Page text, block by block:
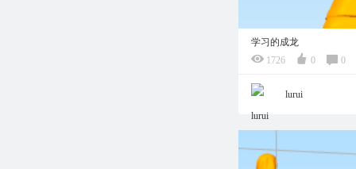
学习的成龙
1726
0 0
lurui